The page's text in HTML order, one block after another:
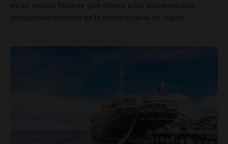
es un museo flotante que ofrece a los visitantes una
perspectiva cercana de la historia naval de Japón.